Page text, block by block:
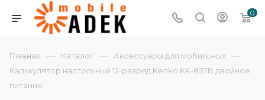
0
Главная — Каталог — Аксессуары для мобильных —
Калькулятор настольный 12-разряд Kenko KK-837B двойное
питание.